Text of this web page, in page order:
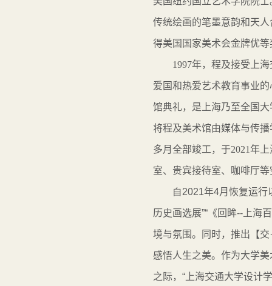
传统绘画的笔墨意韵和天
得美国国家美术会金牌优
1997年，程及接受上海
爱国和热爱艺术教育事业
馆典礼，是上海乃至全国
将程及美术馆由媒体与传
多月全部竣工 ，于2021年上
室、贵宾接待室、咖啡厅
自2021年4月恢复运
历史画选展”“《回眸--上海
境与氛围。同时，推出【交
感悟人生之美。作为大学
之际，“上海交通大学设计